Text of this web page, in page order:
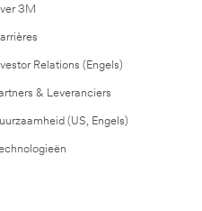
3M
Relations (Engels)
& Leveranciers
(US, Engels)